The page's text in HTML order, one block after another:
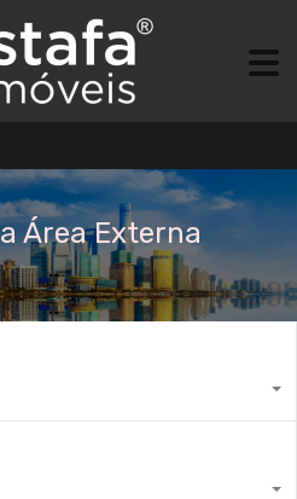
Área Externa